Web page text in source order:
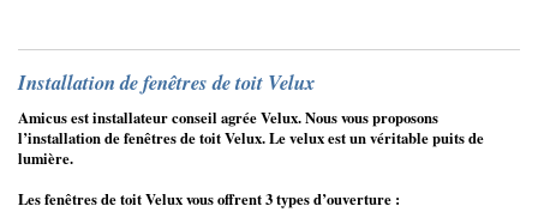
Installation de fenêtres de toit Velux
Amicus est installateur conseil agrée Velux. Nous vous proposons
l’installation de fenêtres de toit Velux. Le velux est un véritable puits de
lumière.
Les fenêtres de toit Velux vous offrent 3 types d’ouverture :